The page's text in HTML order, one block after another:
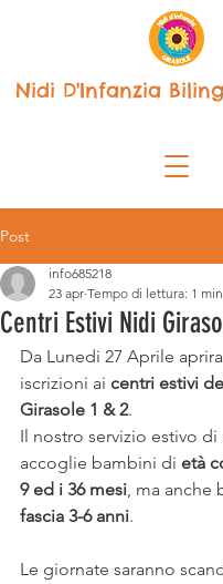
Nidi D'Infanzia
Post
Centri Estivi Nidi
info685218
23 apr Tempo di lettura: 1 min
Da Lunedi 27 Aprile
iscrizioni ai centri estivi
Girasole 1 & 2.
Il nostro servizio estivo di
accoglie bambini di età
9 ed i 36 mesi, ma anche
fascia 3-6 anni.
Le giornate saranno